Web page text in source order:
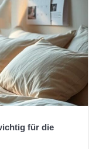
für die